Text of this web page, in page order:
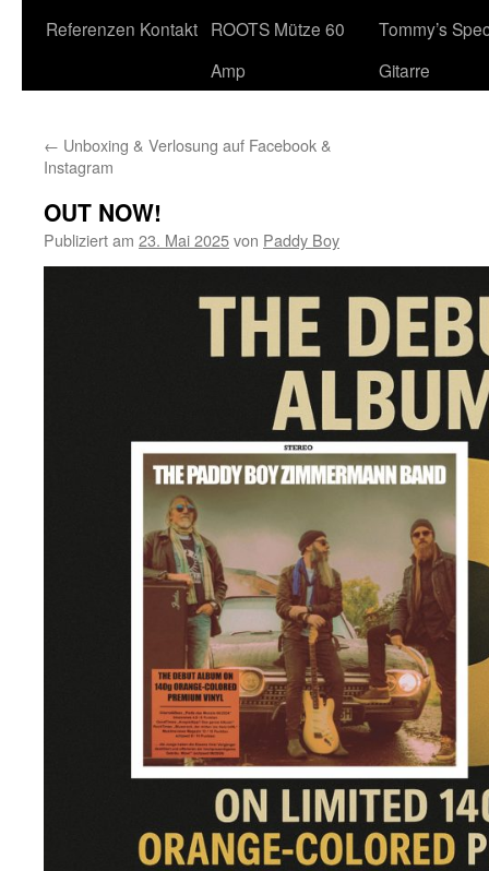
Inhalt
Referenzen Kontakt ROOTS Mütze 60
Amp
Tommy’s
Gitarre
← Unboxing & Verlosung auf Facebook &
Instagram
OUT NOW!
Publiziert am 23. Mai 2025von Paddy Boy